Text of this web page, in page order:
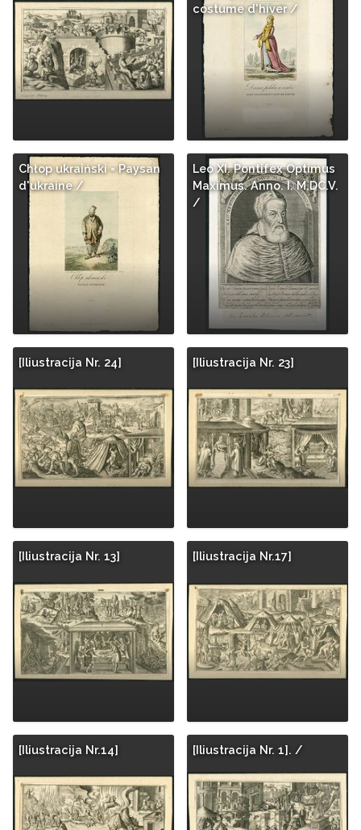
costume d'hiver /
Chłop ukraiński = Paysan
d'ukraine /
Leo XI. Pontifex Optimus
Maximus. Anno. I. M.DC.V.
/
[Iliustracija Nr. 24] [Iliustracija Nr. 23]
[Iliustracija Nr. 13] [Iliustracija Nr.17]
[Iliustracija Nr.14] [Iliustracija Nr. 1]. /